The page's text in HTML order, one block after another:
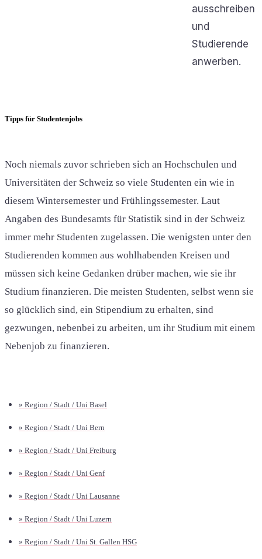
ausschreiben
und
Studierende
anwerben.
Tipps für Studentenjobs
Noch niemals zuvor schrieben sich an Hochschulen und
Universitäten der Schweiz so viele Studenten ein wie in
diesem Wintersemester und Frühlingssemester. Laut
Angaben des Bundesamts für Statistik sind in der Schweiz
immer mehr Studenten zugelassen. Die wenigsten unter den
Studierenden kommen aus wohlhabenden Kreisen und
müssen sich keine Gedanken drüber machen, wie sie ihr
Studium finanzieren. Die meisten Studenten, selbst wenn sie
so glücklich sind, ein Stipendium zu erhalten, sind
gezwungen, nebenbei zu arbeiten, um ihr Studium mit einem
Nebenjob zu finanzieren.
» Region / Stadt / Uni Basel
» Region / Stadt / Uni Bern
» Region / Stadt / Uni Freiburg
» Region / Stadt / Uni Genf
» Region / Stadt / Uni Lausanne
» Region / Stadt / Uni Luzern
» Region / Stadt / Uni St. Gallen HSG